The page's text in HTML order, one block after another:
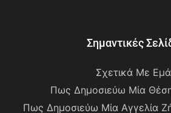
Σημαντικές
Σχετικά Με
Πως Δημοσιεύω Μία
Πως Δημοσιεύω Μία Αγγελία